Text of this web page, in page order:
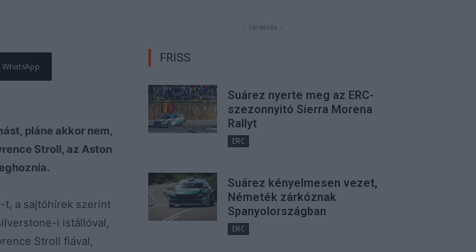
WhatsApp
pláne akkor nem,
Stroll, az Aston
t, a sajtóhírek szerint
i istállóval,
Stroll fiával,
- Hirdetés -
FRISS
Suárez nyerte meg az ERC-
szezonnyitó Sierra Morena
Rallyt
ERC
Suárez kényelmesen vezet,
Németék zárkóznak
Spanyolországban
ERC